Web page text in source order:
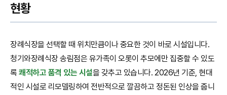
현황
장례식장을 선택할 때 위치만큼이나 중요한 것이 바로 시설입니다.
청기와장례식장 송림점은 유가족이 오롯이 추모에만 집중할 수 있도
록쾌적하고 품격 있는 시설을 갖추고 있습니다. 2026년 기준, 현대
적인 시설로 리모델링하여 전반적으로 깔끔하고 정돈된 인상을 줍니